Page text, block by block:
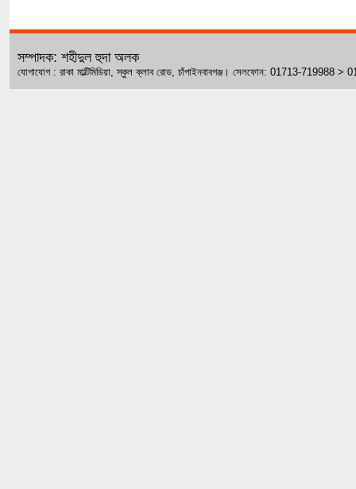
সম্পাদক: শহীদুল হুদা অলক
যোগাযোগ : রাকা মাল্টিমিডিয়া, স্কুল ক্লাব রোড, চাঁপাইনবাবগঞ্জ। সেলফোন: 01713-